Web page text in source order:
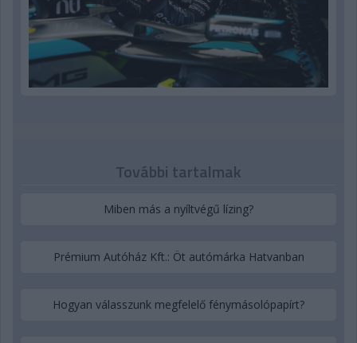
További tartalmak
Miben más a nyíltvégű lízing?
Prémium Autóház Kft.: Öt autómárka Hatvanban
Hogyan válasszunk megfelelő fénymásolópapírt?